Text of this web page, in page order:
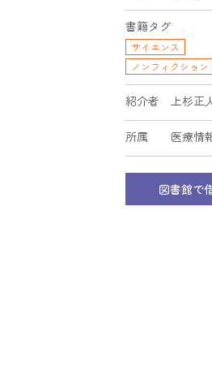
書籍タグ
サイエンス
ノンフィクション
紹介者 上杉正
所属 医療情
図書館で